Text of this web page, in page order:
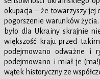
okupacja – że towarzyszy
pogorszenie warunków
było dla Ukrainy skrajnie
większość kraju przed
podejmowano odważne i
podejmowano i miał je
wątek historyczny ze